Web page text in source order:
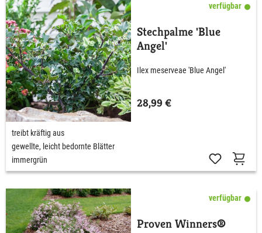
verfügbar
Stechpalme 'Blue
Angel'
Ilex meserveae 'Blue Angel'
28,99 €
treibt kräftig aus
gewellte, leicht bedornte Blätter
immergrün
verfügbar
Proven Winners®